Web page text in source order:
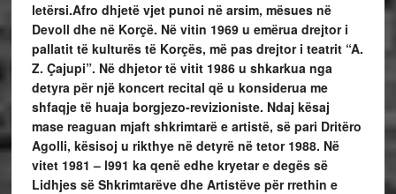
letërsi.Afro dhjetë vjet punoi në arsim, mësues në
Devoll dhe në Korçë. Në vitin 1969 u emërua drejtor i
pallatit të kulturës të Korçës, më pas drejtor i teatrit “A.
Z. Çajupi”. Në dhjetor të vitit 1986 u shkarkua nga
detyra për një koncert recital që u konsiderua me
shfaqje të huaja borgjezo-revizioniste. Ndaj kësaj
mase reaguan mjaft shkrimtarë e artistë, së pari Dritëro
Agolli, kësisoj u rikthye në detyrë në tetor 1988. Në
vitet 1981 – l991 ka qenë edhe kryetar e degës së
Lidhjes së Shkrimtarëve dhe Artistëve për rrethin e